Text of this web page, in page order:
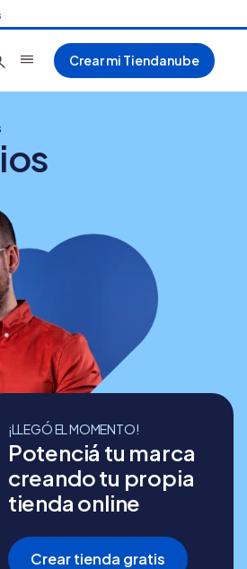
Crear mi Tiendanube
¡LLEGÓ EL MOMENTO!
Potenciá tu marca
creando tu propia
tienda online
Crear tienda gratis